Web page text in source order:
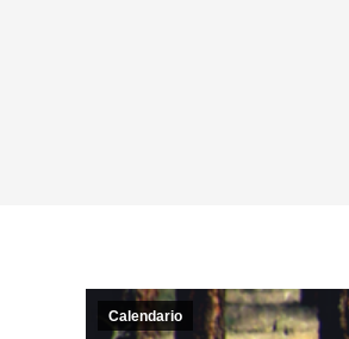
Calendario